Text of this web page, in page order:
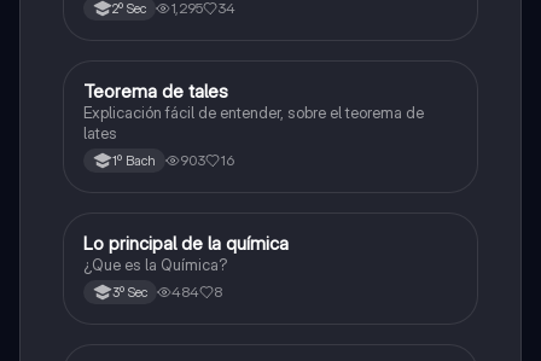
2º Sec 1,295 34
Matemáticas
Teorema de tales
Explicación fácil de entender, sobre el teorema de
lates
1º Bach 903 16
Química
Lo principal de la química
¿Que es la Química?
3º Sec 484 8